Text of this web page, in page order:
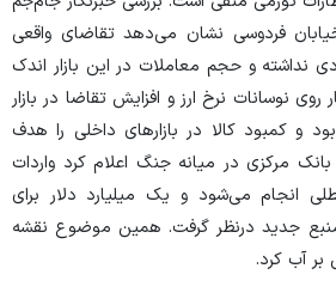
خیابان فردوسی نشان می‌دهد تقاضای واقعی
نداشته و حجم معاملات در این بازار اندک
نوسانات نرخ ارز و افزایش تقاضا در بازار
و کمبود کالا در بازار‌های داخلی را هدف
مرکزی در میانه جنگ اعلام کرد واردات
انجام می‌شود و یک میلیارد دلار برای
منبع جدید درنظر گرفت. همین موضوع نقشه
آب کرد.